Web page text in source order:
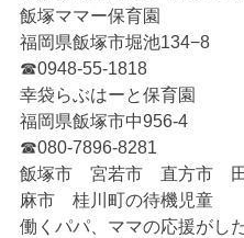
飯塚ママー保育園
福岡県飯塚市堀池134−8
☎0948-55-1818
幸袋らぶはーと保育園
福岡県飯塚市中956-4
☎080-7896-8281
飯塚市　宮若市　直方市　
麻市　桂川町の待機児童
働くパパ、ママの応援がし